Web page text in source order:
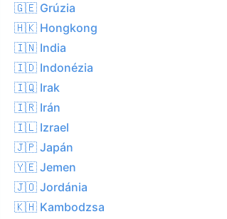
🇬🇪 Grúzia
🇭🇰 Hongkong
🇮🇳 India
🇮🇩 Indonézia
🇮🇶 Irak
🇮🇷 Irán
🇮🇱 Izrael
🇯🇵 Japán
🇾🇪 Jemen
🇯🇴 Jordánia
🇰🇭 Kambodzsa